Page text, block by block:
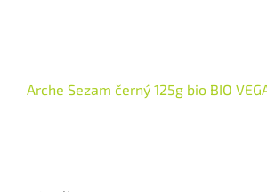
Arche Sezam černý 125g bio BIO